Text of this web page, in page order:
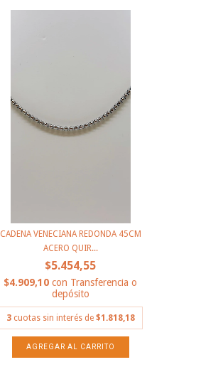
CADENA VENECIANA REDONDA 45CM
ACERO QUIR...
$5.454,55
$4.909,10con Transferencia o
depósito
3 cuotas sin interés de $1.818,18